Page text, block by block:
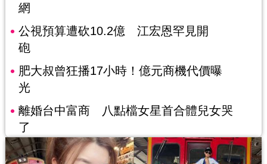
網
公視預算遭砍10.2億 江宏恩罕見開
砲
肥大叔曾狂播17小時！億元商機代價曝
光
離婚台中富商 八點檔女星首合體兒女哭
了